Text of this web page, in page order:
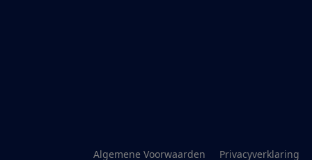
Algemene Voorwaarden Privacyverklaring